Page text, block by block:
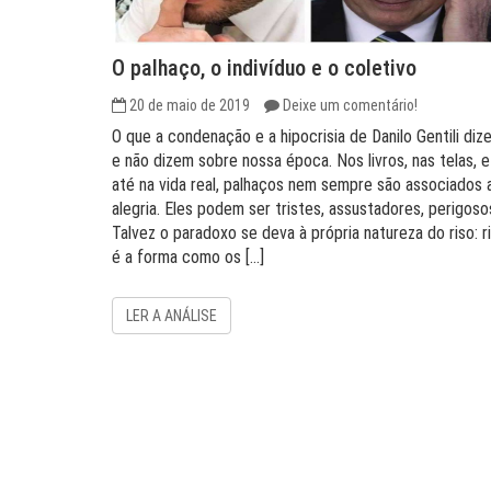
O palhaço, o indivíduo e o coletivo
20 de maio de 2019 Deixe um comentário!
O que a condenação e a hipocrisia de Danilo Gentili
e não dizem sobre nossa época. Nos livros, nas telas, e
até na vida real, palhaços nem sempre são associados
alegria. Eles podem ser tristes, assustadores,
Talvez o paradoxo se deva à própria natureza do riso:
é a forma como os […]
LER A ANÁLISE